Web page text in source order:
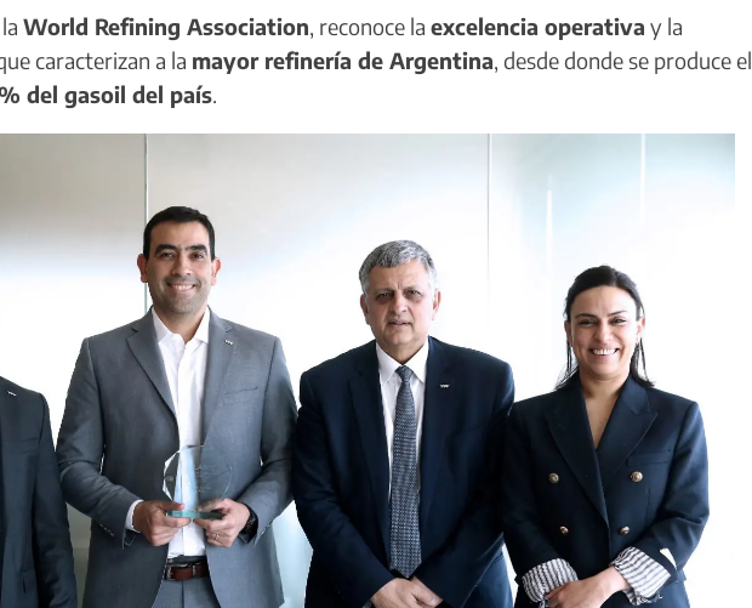
World Refining Association , reconoce la excelencia operativa y la
caracterizan a la mayor refinería de Argentina , desde donde se produce el
del gasoil del país